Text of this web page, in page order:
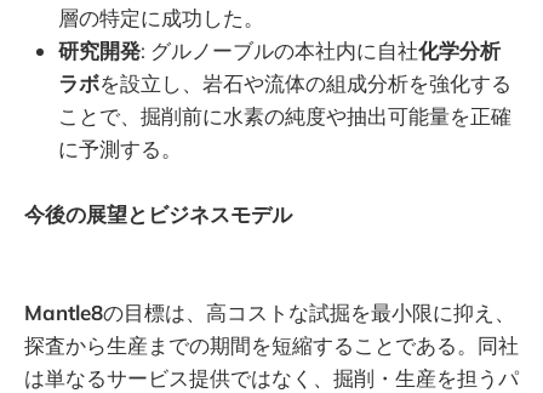
層の特定に成功した。
研究開発: グルノーブルの本社内に自社化学分析
ラボを設立し、岩石や流体の組成分析を強化する
ことで、掘削前に水素の純度や抽出可能量を正確
に予測する。
今後の展望とビジネスモデル
Mantle8の目標は、高コストな試掘を最小限に抑え、
探査から生産までの期間を短縮することである。同社
は単なるサービス提供ではなく、掘削・生産を担うパ